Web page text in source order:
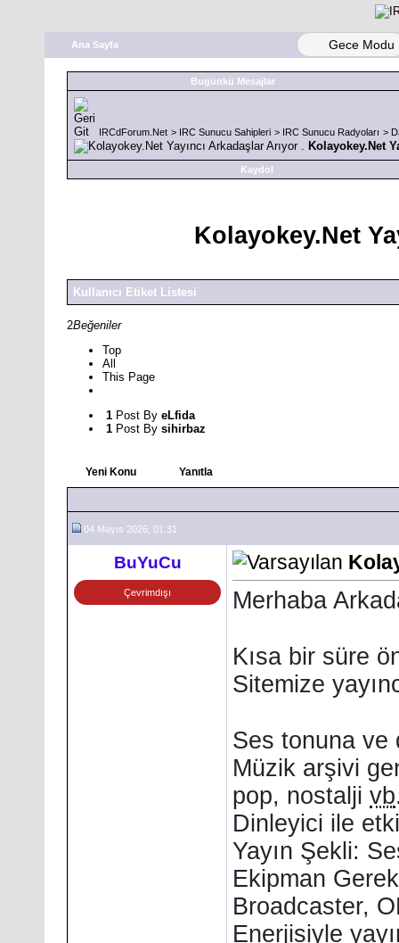
Ana Sayfa Gece Modu
Bugünkü Mesajlar
IRCdForum.Net > IRC Sunucu Sahipleri > IRC Sunucu Radyoları >
Kolayokey.Net
Kaydol
Kolayokey.Net
Kullanıcı Etiket Listesi
2Beğeniler
Top
All
This Page
1 Post By eLfida
1 Post By sihirbaz
Yeni Konu Yanıtla
04 Mayıs 2026, 01:31
BuYuCu
Çevrimdışı Merhaba
Kısa bir süre
Sitemize
Ses tonuna ve
Müzik arşivi
pop, nostalji vb
Dinleyici ile
Yayın Şekli:
Ekipman
Broadcaster,
Enerjisiyle